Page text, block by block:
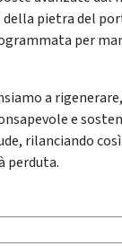
della pietra del
per
a
e
rilanciando
perduta.